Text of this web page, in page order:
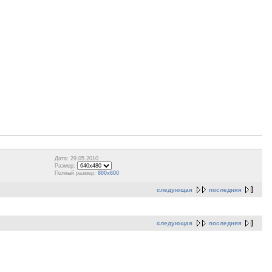
Дата: 29.05.2010
Размер:
Полный размер: 800x600
следующая последняя
следующая последняя